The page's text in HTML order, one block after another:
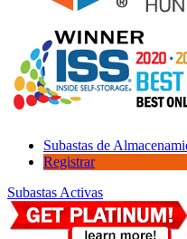
Subastas de
Registrar
Subastas Activas